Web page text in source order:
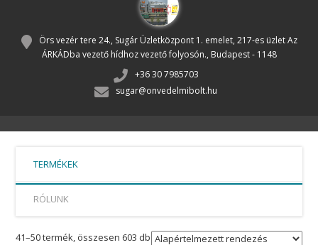
Örs vezér tere 24., Sugár Üzletközpont 1. emelet, 217-es üzlet Az
ÁRKÁDba vezető hídhoz vezető folyosón., Budapest - 1148
+36 30 7985703
sugar@onvedelmibolt.hu
TERMÉKEK
RÓLUNK
41–50 termék, összesen 603 db